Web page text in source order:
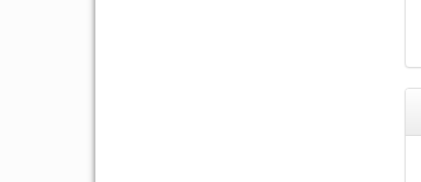
r
t
c